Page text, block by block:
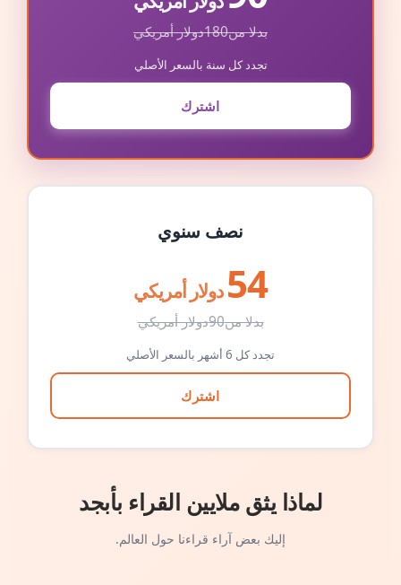
بدلا من180دولار أمريكي
تجدد كل سنة بالسعر الأصلي
اشترك
نصف سنوي
54 دولار أمريكي
بدلا من90دولار أمريكي
تجدد كل 6 أشهر بالسعر الأصلي
اشترك
لماذا يثق ملايين القراء بأبجد
إليك بعض آراء قراءنا حول العالم.